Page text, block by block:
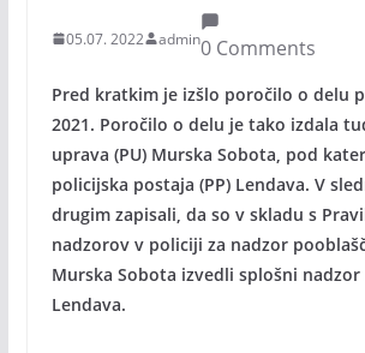
05.07. 2022 admin0 Comments
Pred kratkim je izšlo poročilo o delu
2021. Poročilo o delu je tako izdala
uprava (PU) Murska Sobota, pod
policijska postaja (PP) Lendava. V
drugim zapisali, da so v skladu s
nadzorov v policiji za nadzor
Murska Sobota izvedli splošni nadzor
Lendava.